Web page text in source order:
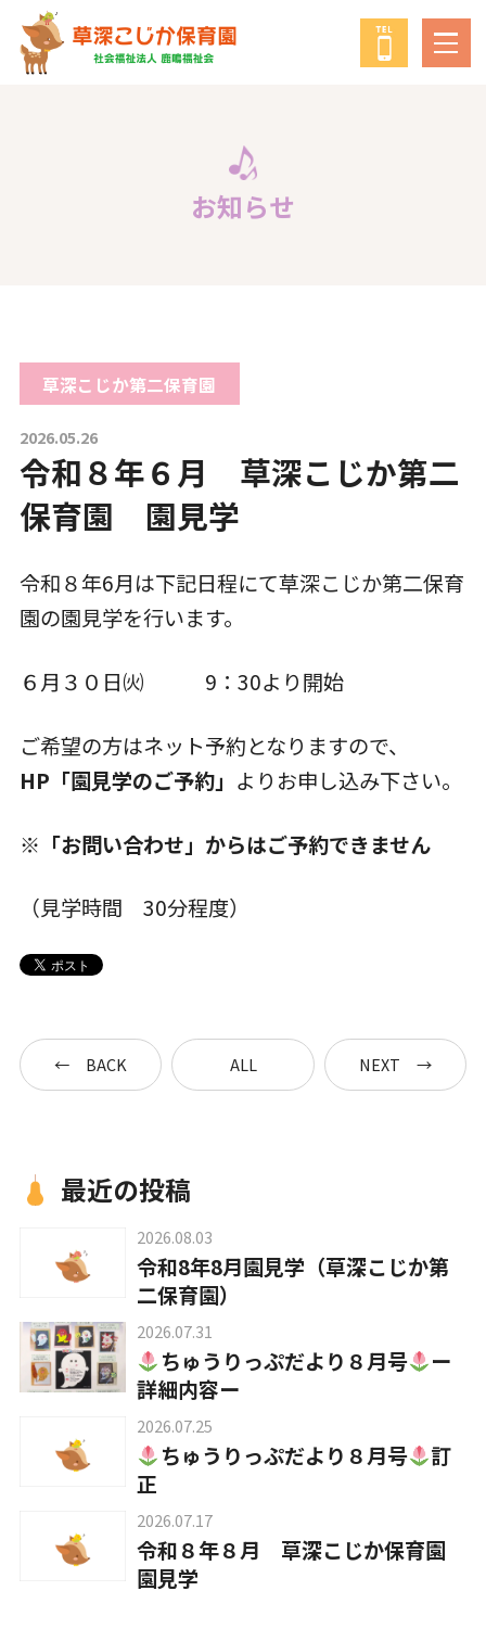
鹿鳴福祉会
教育・保育の方針
一時預かり保育事業
課外活動
各園の紹介
草深こじか保育園
（幼保連携型認定こども園）
草深こじか第二保育園
入園について
こじかKIDSクラブ
お知らせ
草深こじか第二保育園
2026.05.26
令和８年６月 草深こじか第二
保育園 園見学
令和８年6月は下記日程にて草深こじか第二保育
園の園見学を行います。
６月３０日㈫ 9：30より開始
ご希望の方はネット予約となりますので、
HP「園見学のご予約」 よりお申し込み下さい。
※「お問い合わせ」からはご予約できません
（見学時間 30分程度）
BACK ALL NEXT
最近の投稿
2026.08.03
令和8年8月園見学（草深こじか第
二保育園）
2026.07.31
ちゅうりっぷだより８月号
ー
詳細内容ー
2026.07.25
ちゅうりっぷだより８月号
訂
正
2026.07.17
令和８年８月 草深こじか保育園
園見学